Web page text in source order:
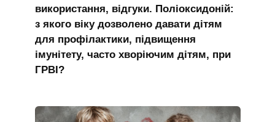
використання, відгуки. Поліоксидоній:
з якого віку дозволено давати дітям
для профілактики, підвищення
імунітету, часто хворіючим дітям, при
ГРВІ?